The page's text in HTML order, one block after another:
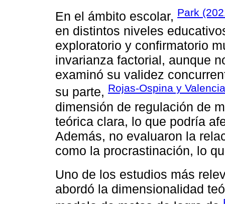
En el ámbito escolar, Park
en distintos niveles
exploratorio y confirmatorio
invarianza factorial, aunque
examinó su validez
su parte, Rojas-Ospina y
dimensión de regulación de
teórica clara, lo que podría
Además, no evaluaron la
como la procrastinación, lo
Uno de los estudios más
abordó la dimensionalidad